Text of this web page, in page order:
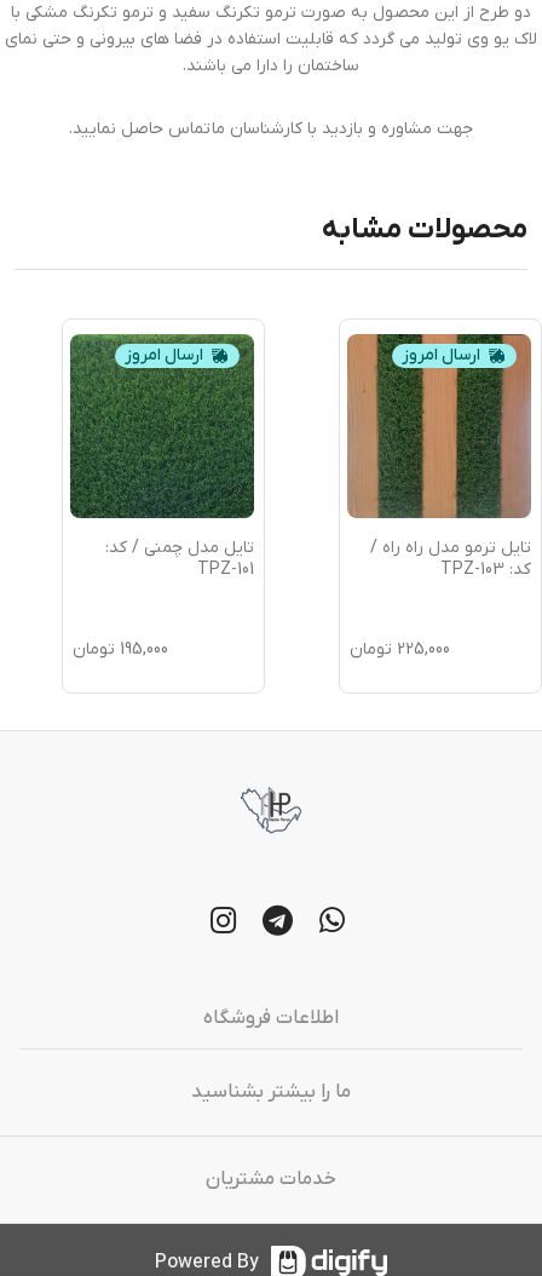
دو طرح از این محصول به صورت ترمو تکرنگ سفید و ترمو تکرنگ مشکی با
لاک یو وی تولید می گردد که قابلیت استفاده در فضا های بیرونی و حتی نمای
ساختمان را دارا می باشند.
جهت مشاوره و بازدید با کارشناسان ما تماس حاصل نمایید.
محصولات مشابه
ارسال امروز
تایل ترمو مدل راه راه /
کد: TPZ-103
225,000 تومان
ارسال امروز
تایل مدل چمنی / کد:
TPZ-101
195,000 تومان
اطلاعات فروشگاه
ما را بیشتر بشناسید
خدمات مشتریان
Powered By